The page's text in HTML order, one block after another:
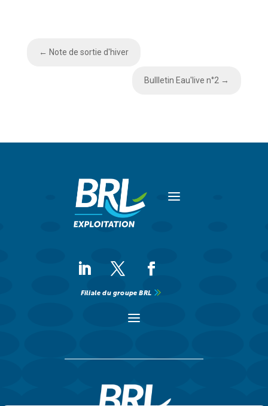
← Note de sortie d'hiver
Bullletin Eau'live n°2 →
a
a
Filiale du groupe BRL